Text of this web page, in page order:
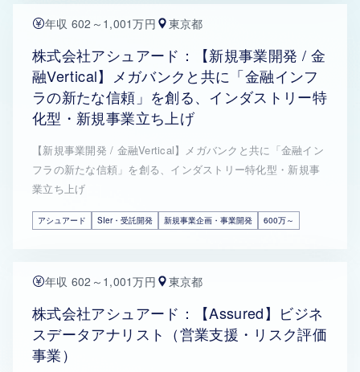
年収 602～1,001万円 東京都
株式会社アシュアード：【新規事業開発 / 金
融Vertical】メガバンクと共に「金融インフ
ラの新たな信頼」を創る、インダストリー特
化型・新規事業立ち上げ
【新規事業開発 / 金融Vertical】メガバンクと共に「金融イン
フラの新たな信頼」を創る、インダストリー特化型・新規事
業立ち上げ
アシュアード SIer・受託開発 新規事業企画・事業開発 600万～
年収 602～1,001万円 東京都
株式会社アシュアード：【Assured】ビジネ
スデータアナリスト（営業支援・リスク評価
事業）